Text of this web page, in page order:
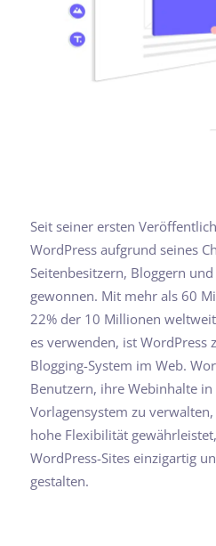
Seit seiner ersten
WordPress aufgrund seines
Seitenbesitzern, Bloggern
gewonnen. Mit mehr als 60
22% der 10 Millionen
es verwenden, ist WordPress
Blogging-System im Web.
Benutzern, ihre Webinhalte
Vorlagensystem zu
hohe Flexibilität
WordPress-Sites einzigartig
gestalten.